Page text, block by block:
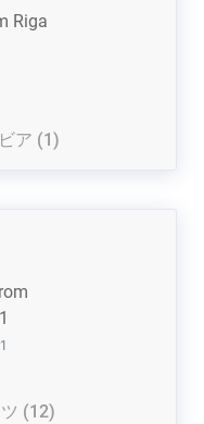
ア (1)
(12)